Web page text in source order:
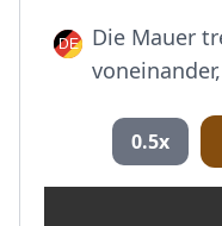
Die Mauer
0.5x